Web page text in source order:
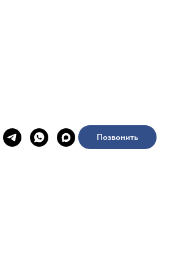
Позвонить